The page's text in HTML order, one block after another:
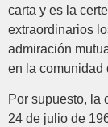
carta y es la
extraordinarios
admiración
en la comunidad
Por supuesto, la
24 de julio de